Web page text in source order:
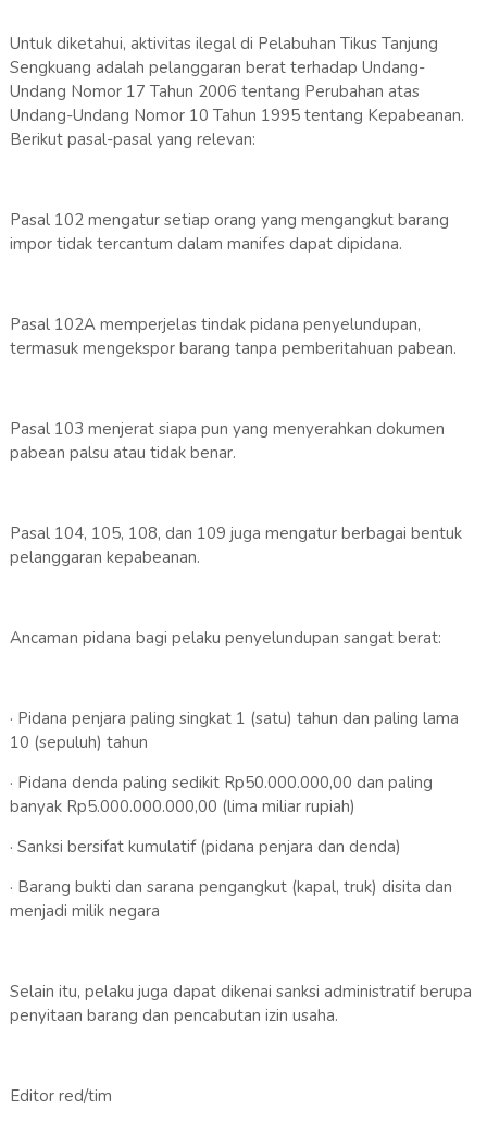
Untuk diketahui, aktivitas ilegal di Pelabuhan Tikus Tanjung
Sengkuang adalah pelanggaran berat terhadap Undang-
Undang Nomor 17 Tahun 2006 tentang Perubahan atas
Undang-Undang Nomor 10 Tahun 1995 tentang Kepabeanan.
Berikut pasal-pasal yang relevan:
Pasal 102 mengatur setiap orang yang mengangkut barang
impor tidak tercantum dalam manifes dapat dipidana.
Pasal 102A memperjelas tindak pidana penyelundupan,
termasuk mengekspor barang tanpa pemberitahuan pabean.
Pasal 103 menjerat siapa pun yang menyerahkan dokumen
pabean palsu atau tidak benar.
Pasal 104, 105, 108, dan 109 juga mengatur berbagai bentuk
pelanggaran kepabeanan.
Ancaman pidana bagi pelaku penyelundupan sangat berat:
· Pidana penjara paling singkat 1 (satu) tahun dan paling lama
10 (sepuluh) tahun
· Pidana denda paling sedikit Rp50.000.000,00 dan paling
banyak Rp5.000.000.000,00 (lima miliar rupiah)
· Sanksi bersifat kumulatif (pidana penjara dan denda)
· Barang bukti dan sarana pengangkut (kapal, truk) disita dan
menjadi milik negara
Selain itu, pelaku juga dapat dikenai sanksi administratif berupa
penyitaan barang dan pencabutan izin usaha.
Editor red/tim